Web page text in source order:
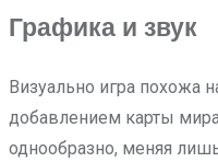
Графика и звук
Визуально игра похожа
добавлением карты
однообразно, меняя